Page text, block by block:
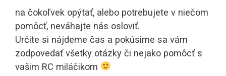
na čokoľvek opýtať, alebo potrebujete v niečom
pomôcť, neváhajte nás osloviť.
Určite si nájdeme čas a pokúsime sa vám
zodpovedať všetky otázky či nejako pomôcť s
vašim RC miláčikom